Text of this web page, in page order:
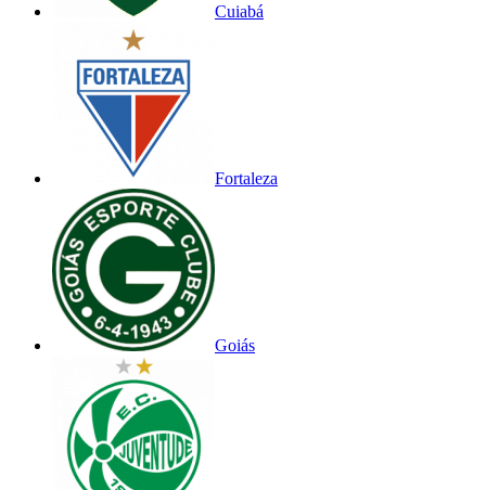
Cuiabá
Fortaleza
Goiás